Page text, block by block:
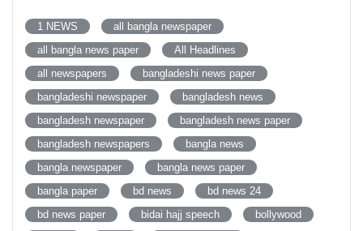
1 NEWS
all bangla newspaper
all bangla news paper
All Headlines
all newspapers
bangladeshi news paper
bangladeshi newspaper
bangladesh news
bangladesh newspaper
bangladesh news paper
bangladesh newspapers
bangla news
bangla newspaper
bangla news paper
bangla paper
bd news
bd news 24
bd news paper
bidai hajj speech
bollywood